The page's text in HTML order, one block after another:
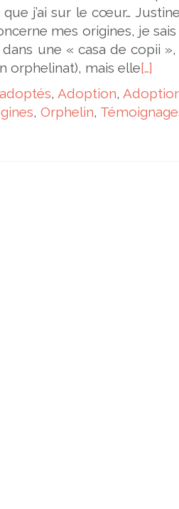
que j’ai sur le cœur…
mes origines, je
une « casa de copii »,
orphelinat), mais elle[…]
adoptés, Adoption,
, Orphelin,